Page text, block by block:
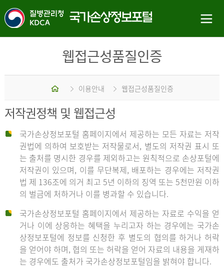
웹접근성품질인증
홈 이용안내 웹접근성품질인증
저작권정책 및 웹접근성
국가손상정보포털 홈페이지에서 제공하는 모든 자료는 저작
권법에 의하여 보호받는 저작물로서, 별도의 저작권 표시 또
는 출처를 명시한 경우를 제외하고는 원칙적으로 손상포털에
저작권이 있으며, 이를 무단복제, 배포하는 경우에는 저작권
법 제 136조에 의거 최고 5년 이하의 징역 또는 5천만원 이하
의 벌금에 처하거나 이를 병과할 수 있습니다.
국가손상정보포털 홈페이지에서 제공하는 자료로 수익을 얻
거나 이에 상응하는 혜택을 누리고자 하는 경우에는 국가손
상정보포털에 정보를 신청한 후 별도의 협의를 하거나 허락
을 얻어야 하며, 협의 또는 허락을 얻어 자료의 내용을 게재하
는 경우에도 출처가 국가손상정보포털임을 밝혀야 합니다.